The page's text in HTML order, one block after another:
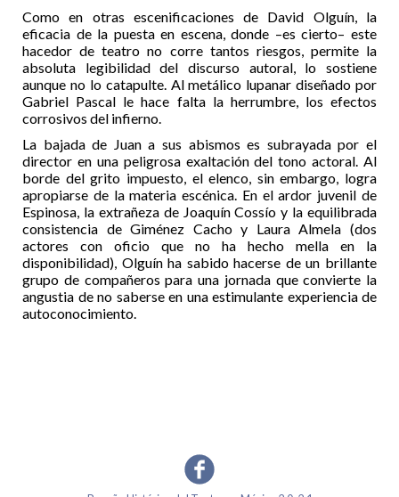
Como en otras escenificaciones de David Olguín, la
eficacia de la puesta en escena, donde –es cierto– este
hacedor de teatro no corre tantos riesgos, permite la
absoluta legibilidad del discurso autoral, lo sostiene
aunque no lo catapulte. Al metálico lupanar diseñado por
Gabriel Pascal le hace falta la herrumbre, los efectos
corrosivos del infierno.
La bajada de Juan a sus abismos es subrayada por el
director en una peligrosa exaltación del tono actoral. Al
borde del grito impuesto, el elenco, sin embargo, logra
apropiarse de la materia escénica. En el ardor juvenil de
Espinosa, la extrañeza de Joaquín Cossío y la equilibrada
consistencia de Giménez Cacho y Laura Almela (dos
actores con oficio que no ha hecho mella en la
disponibilidad), Olguín ha sabido hacerse de un brillante
grupo de compañeros para una jornada que convierte la
angustia de no saberse en una estimulante experiencia de
autoconocimiento.